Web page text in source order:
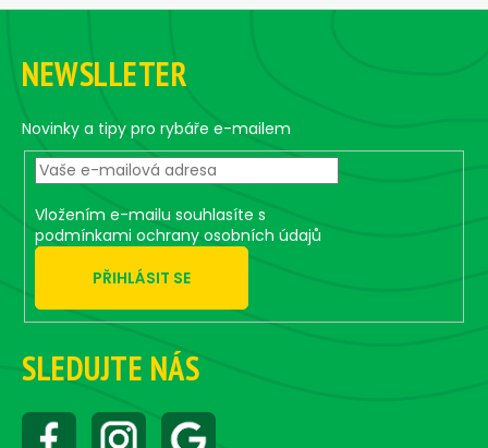
#3/0
-
KS,
16
G
Kč
Z
NEWSLLETER
Novinky a tipy pro rybáře e-mailem
Vložením e-mailu souhlasíte s
podmínkami ochrany osobních údajů
PŘIHLÁSIT SE
SLEDUJTE NÁS